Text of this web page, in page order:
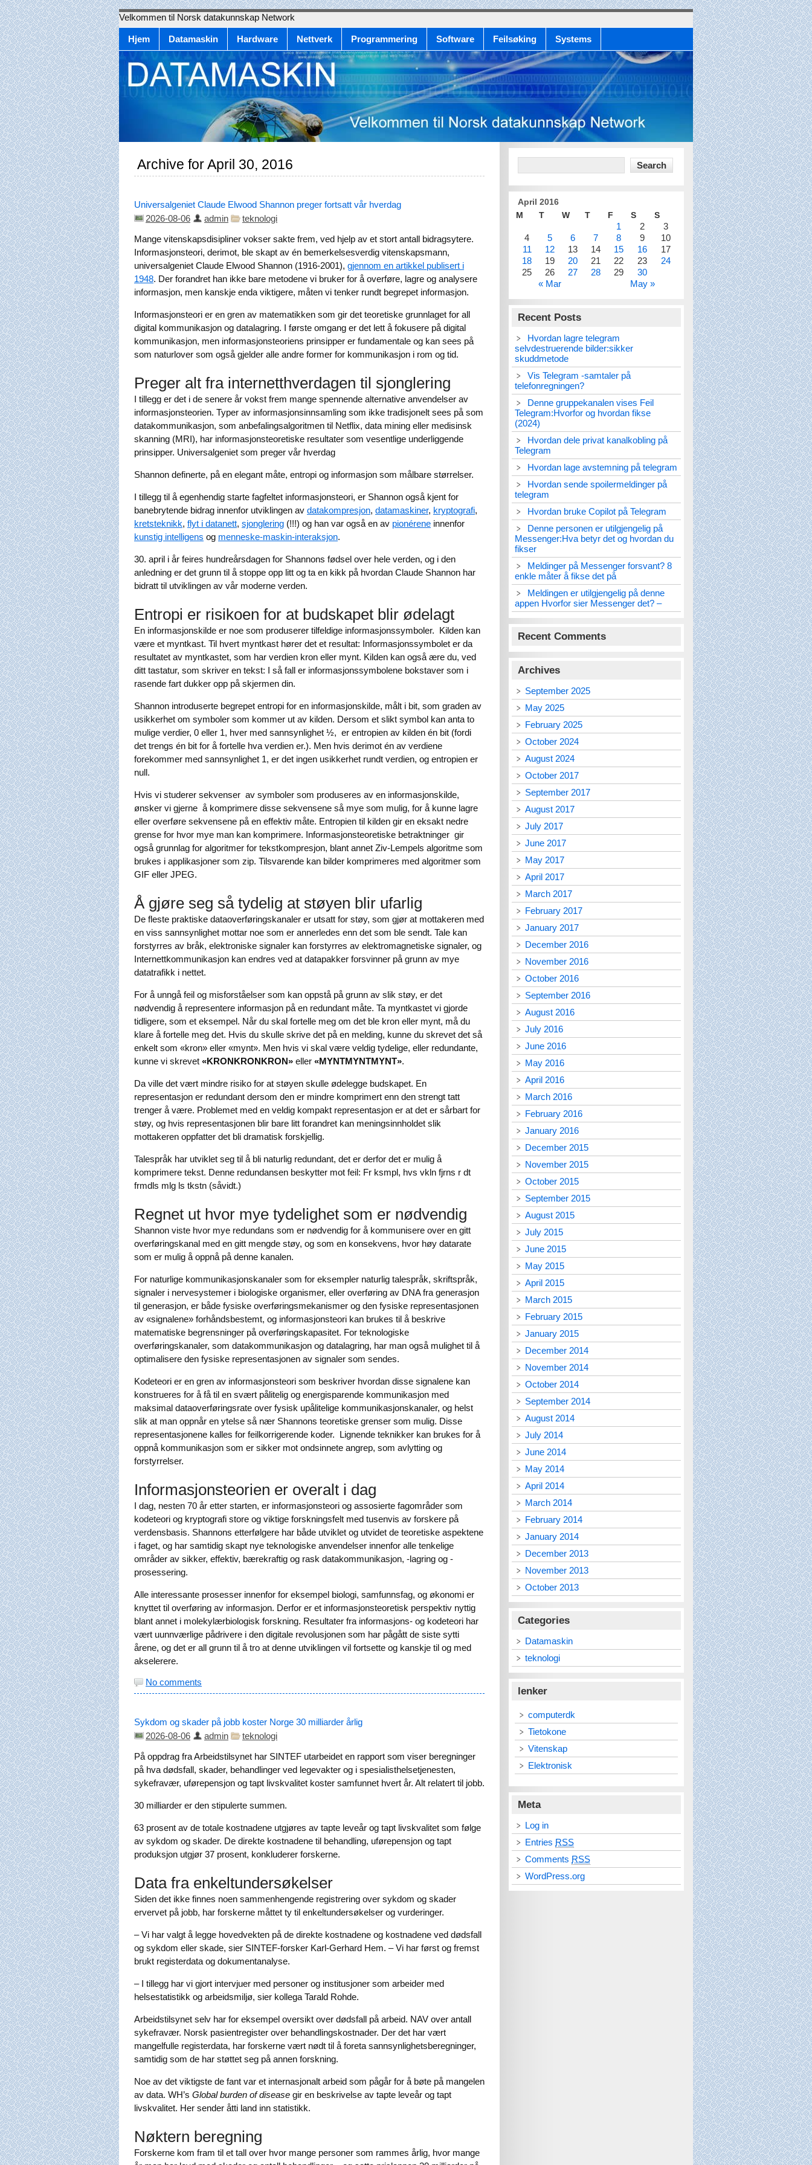
Velkommen til Norsk datakunnskap Network
Hjem Datamaskin Hardware Nettverk Programmering Software Feilsøking Systems
Archive for April 30, 2016
Universalgeniet Claude Elwood Shannon preger fortsatt vår hverdag
2026-08-06
admin
teknologi
Mange vitenskapsdisipliner vokser sakte frem, ved hjelp av et stort antall bidragsytere.
Informasjonsteori, derimot, ble skapt av én bemerkelsesverdig vitenskapsmann,
universalgeniet Claude Elwood Shannon (1916-2001), gjennom en artikkel publisert i
1948. Der forandret han ikke bare metodene vi bruker for å overføre, lagre og analysere
informasjon, men kanskje enda viktigere, måten vi tenker rundt begrepet informasjon.
Informasjonsteori er en gren av matematikken som gir det teoretiske grunnlaget for all
digital kommunikasjon og datalagring. I første omgang er det lett å fokusere på digital
kommunikasjon, men informasjonsteoriens prinsipper er fundamentale og kan sees på
som naturlover som også gjelder alle andre former for kommunikasjon i rom og tid.
Preger alt fra internetthverdagen til sjonglering
I tillegg er det i de senere år vokst frem mange spennende alternative anvendelser av
informasjonsteorien. Typer av informasjonsinnsamling som ikke tradisjonelt sees på som
datakommunikasjon, som anbefalingsalgoritmen til Netflix, data mining eller medisinsk
skanning (MRI), har informasjonsteoretiske resultater som vesentlige underliggende
prinsipper. Universalgeniet som preger vår hverdag
Shannon definerte, på en elegant måte, entropi og informasjon som målbare størrelser.
I tillegg til å egenhendig starte fagfeltet informasjonsteori, er Shannon også kjent for
banebrytende bidrag innenfor utviklingen av datakompresjon, datamaskiner, kryptografi,
kretsteknikk, flyt i datanett, sjonglering (!!!) og han var også en av pionérene innenfor
kunstig intelligens og menneske-maskin-interaksjon.
30. april i år feires hundreårsdagen for Shannons fødsel over hele verden, og i den
anledning er det grunn til å stoppe opp litt og ta en kikk på hvordan Claude Shannon har
bidratt til utviklingen av vår moderne verden.
Entropi er risikoen for at budskapet blir ødelagt
En informasjonskilde er noe som produserer tilfeldige informasjonssymboler. Kilden kan
være et myntkast. Til hvert myntkast hører det et resultat: Informasjonssymbolet er da
resultatet av myntkastet, som har verdien kron eller mynt. Kilden kan også ære du, ved
ditt tastatur, som skriver en tekst: I så fall er informasjonssymbolene bokstaver som i
rasende fart dukker opp på skjermen din.
Shannon introduserte begrepet entropi for en informasjonskilde, målt i bit, som graden av
usikkerhet om symboler som kommer ut av kilden. Dersom et slikt symbol kan anta to
mulige verdier, 0 eller 1, hver med sannsynlighet ½, er entropien av kilden én bit (fordi
det trengs én bit for å fortelle hva verdien er.). Men hvis derimot én av verdiene
forekommer med sannsynlighet 1, er det ingen usikkerhet rundt verdien, og entropien er
null.
Hvis vi studerer sekvenser av symboler som produseres av en informasjonskilde,
ønsker vi gjerne å komprimere disse sekvensene så mye som mulig, for å kunne lagre
eller overføre sekvensene på en effektiv måte. Entropien til kilden gir en eksakt nedre
grense for hvor mye man kan komprimere. Informasjonsteoretiske betraktninger gir
også grunnlag for algoritmer for tekstkompresjon, blant annet Ziv-Lempels algoritme som
brukes i applikasjoner som zip. Tilsvarende kan bilder komprimeres med algoritmer som
GIF eller JPEG.
Å gjøre seg så tydelig at støyen blir ufarlig
De fleste praktiske dataoverføringskanaler er utsatt for støy, som gjør at mottakeren med
en viss sannsynlighet mottar noe som er annerledes enn det som ble sendt. Tale kan
forstyrres av bråk, elektroniske signaler kan forstyrres av elektromagnetiske signaler, og
Internettkommunikasjon kan endres ved at datapakker forsvinner på grunn av mye
datatrafikk i nettet.
For å unngå feil og misforståelser som kan oppstå på grunn av slik støy, er det
nødvendig å representere informasjon på en redundant måte. Ta myntkastet vi gjorde
tidligere, som et eksempel. Når du skal fortelle meg om det ble kron eller mynt, må du
klare å fortelle meg det. Hvis du skulle skrive det på en melding, kunne du skrevet det så
enkelt som «kron» eller «mynt». Men hvis vi skal være veldig tydelige, eller redundante,
kunne vi skrevet «KRONKRONKRON» eller «MYNTMYNTMYNT».
Da ville det vært mindre risiko for at støyen skulle ødelegge budskapet. En
representasjon er redundant dersom den er mindre komprimert enn den strengt tatt
trenger å være. Problemet med en veldig kompakt representasjon er at det er sårbart for
støy, og hvis representasjonen blir bare litt forandret kan meningsinnholdet slik
mottakeren oppfatter det bli dramatisk forskjellig.
Talespråk har utviklet seg til å bli naturlig redundant, det er derfor det er mulig å
komprimere tekst. Denne redundansen beskytter mot feil: Fr ksmpl, hvs vkln fjrns r dt
frmdls mlg ls tkstn (såvidt.)
Regnet ut hvor mye tydelighet som er nødvendig
Shannon viste hvor mye redundans som er nødvendig for å kommunisere over en gitt
overføringskanal med en gitt mengde støy, og som en konsekvens, hvor høy datarate
som er mulig å oppnå på denne kanalen.
For naturlige kommunikasjonskanaler som for eksempler naturlig talespråk, skriftspråk,
signaler i nervesystemer i biologiske organismer, eller overføring av DNA fra generasjon
til generasjon, er både fysiske overføringsmekanismer og den fysiske representasjonen
av «signalene» forhåndsbestemt, og informasjonsteori kan brukes til å beskrive
matematiske begrensninger på overføringskapasitet. For teknologiske
overføringskanaler, som datakommunikasjon og datalagring, har man også mulighet til å
optimalisere den fysiske representasjonen av signaler som sendes.
Kodeteori er en gren av informasjonsteori som beskriver hvordan disse signalene kan
konstrueres for å få til en svært pålitelig og energisparende kommunikasjon med
maksimal dataoverføringsrate over fysisk upålitelige kommunikasjonskanaler, og helst
slik at man oppnår en ytelse så nær Shannons teoretiske grenser som mulig. Disse
representasjonene kalles for feilkorrigerende koder. Lignende teknikker kan brukes for å
oppnå kommunikasjon som er sikker mot ondsinnete angrep, som avlytting og
forstyrrelser.
Informasjonsteorien er overalt i dag
I dag, nesten 70 år etter starten, er informasjonsteori og assosierte fagområder som
kodeteori og kryptografi store og viktige forskningsfelt med tusenvis av forskere på
verdensbasis. Shannons etterfølgere har både utviklet og utvidet de teoretiske aspektene
i faget, og har samtidig skapt nye teknologiske anvendelser innenfor alle tenkelige
områder av sikker, effektiv, bærekraftig og rask datakommunikasjon, -lagring og -
prosessering.
Alle interessante prosesser innenfor for eksempel biologi, samfunnsfag, og økonomi er
knyttet til overføring av informasjon. Derfor er et informasjonsteoretisk perspektiv nyttig
blant annet i molekylærbiologisk forskning. Resultater fra informasjons- og kodeteori har
vært uunnværlige pådrivere i den digitale revolusjonen som har pågått de siste sytti
årene, og det er all grunn til å tro at denne utviklingen vil fortsette og kanskje til og med
akselerere.
No comments
Sykdom og skader på jobb koster Norge 30 milliarder årlig
2026-08-06
admin
teknologi
På oppdrag fra Arbeidstilsynet har SINTEF utarbeidet en rapport som viser beregninger
på hva dødsfall, skader, behandlinger ved legevakter og i spesialisthelsetjenesten,
sykefravær, uførepensjon og tapt livskvalitet koster samfunnet hvert år. Alt relatert til jobb.
30 milliarder er den stipulerte summen.
63 prosent av de totale kostnadene utgjøres av tapte leveår og tapt livskvalitet som følge
av sykdom og skader. De direkte kostnadene til behandling, uførepensjon og tapt
produksjon utgjør 37 prosent, konkluderer forskerne.
Data fra enkeltundersøkelser
Siden det ikke finnes noen sammenhengende registrering over sykdom og skader
ervervet på jobb, har forskerne måttet ty til enkeltundersøkelser og vurderinger.
– Vi har valgt å legge hovedvekten på de direkte kostnadene og kostnadene ved dødsfall
og sykdom eller skade, sier SINTEF-forsker Karl-Gerhard Hem. – Vi har først og fremst
brukt registerdata og dokumentanalyse.
– I tillegg har vi gjort intervjuer med personer og institusjoner som arbeider med
helsestatistikk og arbeidsmiljø, sier kollega Tarald Rohde.
Arbeidstilsynet selv har for eksempel oversikt over dødsfall på arbeid. NAV over antall
sykefravær. Norsk pasientregister over behandlingskostnader. Der det har vært
mangelfulle registerdata, har forskerne vært nødt til å foreta sannsynlighetsberegninger,
samtidig som de har støttet seg på annen forskning.
Noe av det viktigste de fant var et internasjonalt arbeid som pågår for å bøte på mangelen
av data. WH’s Global burden of disease gir en beskrivelse av tapte leveår og tapt
livskvalitet. Her sender åtti land inn statistikk.
Nøktern beregning
Forskerne kom fram til et tall over hvor mange personer som rammes årlig, hvor mange
April 2016
M
T W T F S S
« Mar May »
1 2
3
4
5 6 7 8 9
10
11
12 13 14 15 16
17
18
19 20 21 22 23
24
25
26 27 28 29 30
Recent Posts
Hvordan lagre telegram
selvdestruerende bilder:sikker
skuddmetode
Vis Telegram -samtaler på
telefonregningen?
Denne gruppekanalen vises Feil
Telegram:Hvorfor og hvordan fikse
(2024)
Hvordan dele privat kanalkobling på
Telegram
Hvordan lage avstemning på telegram
Hvordan sende spoilermeldinger på
telegram
Hvordan bruke Copilot på Telegram
Denne personen er utilgjengelig på
Messenger:Hva betyr det og hvordan du
fikser
Meldinger på Messenger forsvant? 8
enkle måter å fikse det på
Meldingen er utilgjengelig på denne
appen Hvorfor sier Messenger det? –
Recent Comments
Archives
September 2025
May 2025
February 2025
October 2024
August 2024
October 2017
September 2017
August 2017
July 2017
June 2017
May 2017
April 2017
March 2017
February 2017
January 2017
December 2016
November 2016
October 2016
September 2016
August 2016
July 2016
June 2016
May 2016
April 2016
March 2016
February 2016
January 2016
December 2015
November 2015
October 2015
September 2015
August 2015
July 2015
June 2015
May 2015
April 2015
March 2015
February 2015
January 2015
December 2014
November 2014
October 2014
September 2014
August 2014
July 2014
June 2014
May 2014
April 2014
March 2014
February 2014
January 2014
December 2013
November 2013
October 2013
Categories
Datamaskin
teknologi
lenker
computerdk
Tietokone
Vitenskap
Elektronisk
Meta
Log in
Entries RSS
Comments RSS
WordPress.org